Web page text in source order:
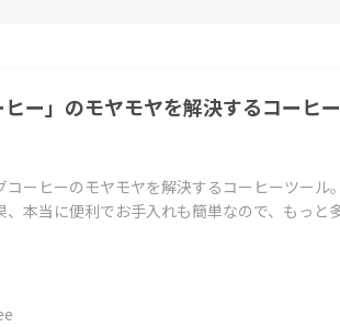
ヒー」のモヤモヤを解決するコーヒ
ーヒーのモヤモヤを解決するコーヒーツール
本当に便利でお手入れも簡単なので、もっと